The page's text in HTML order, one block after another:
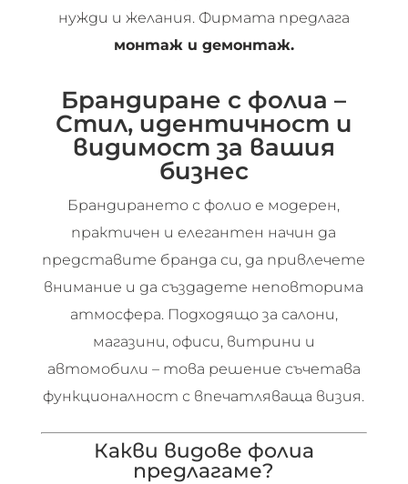
нужди и желания. Фирмата предлага
монтаж и демонтаж.
Брандиране с фолиа –
Стил, идентичност и
видимост за вашия
бизнес
Брандирането с фолио е модерен,
практичен и елегантен начин да
представите бранда си, да привлечете
внимание и да създадете неповторима
атмосфера. Подходящо за салони,
магазини, офиси, витрини и
автомобили – това решение съчетава
функционалност с впечатляваща визия.
Какви видове фолиа
предлагаме?